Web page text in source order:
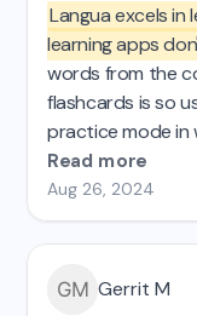
Langua excels in
learning apps
words from the
flashcards is so
practice mode in
some targeted
of what I was
other AI apps I
effective
Read more
Aug 26, 2024
Gerrit M